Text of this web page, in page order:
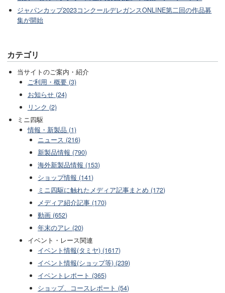
ジャパンカップ2023コンクールデレガンスONLINE第二回の作品募
集が開始
カテゴリ
当サイトのご案内・紹介
ご利用・概要 (3)
お知らせ (24)
リンク (2)
ミニ四駆
情報・新製品 (1)
ニュース (216)
新製品情報 (790)
海外新製品情報 (153)
ショップ情報 (141)
ミニ四駆に触れたメディア記事まとめ (172)
メディア紹介記事 (170)
動画 (652)
年末のアレ (20)
イベント・レース関連
イベント情報(タミヤ) (1617)
イベント情報(ショップ等) (239)
イベントレポート (365)
ショップ、コースレポート (54)